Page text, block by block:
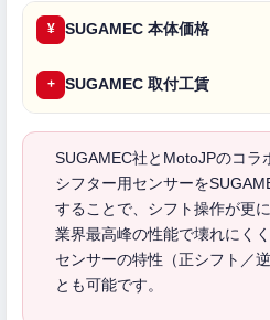
¥ SUGAMEC 本体価格
+ SUGAMEC 取付工賃
SUGAMEC社とMotoJPのコラ
シフター用センサーを
することで、シフト操作が更
業界最高峰の性能で壊れにく
センサーの特性（正シフト／
とも可能です。